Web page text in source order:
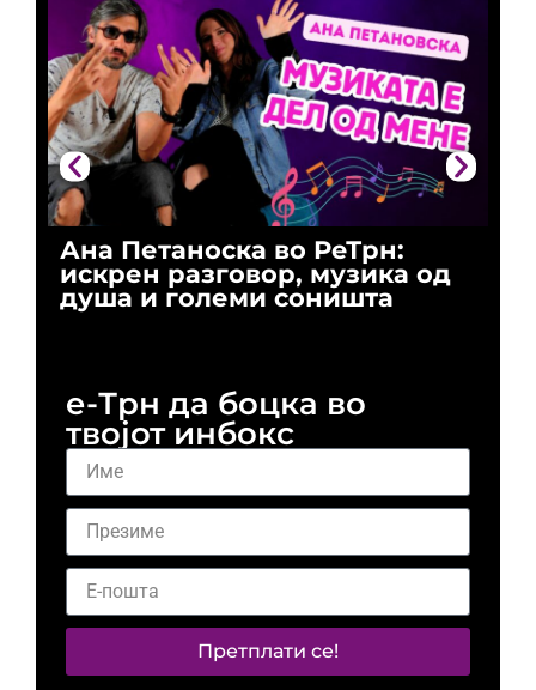
Ана Петаноска во РеТрн:
искрен разговор, музика од
душа и големи соништа
е-Трн да боцка во
твојот инбокс
Претплати се!